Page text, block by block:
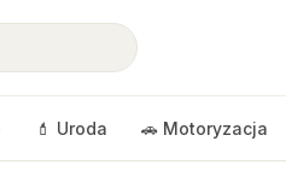
💄 Uroda 🚗 Motoryzacja